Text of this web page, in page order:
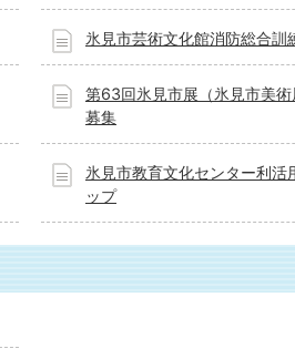
氷見市芸術文化館消防総合訓
第63回氷見市展（氷見市美
募集
氷見市教育文化センター利活
ップ